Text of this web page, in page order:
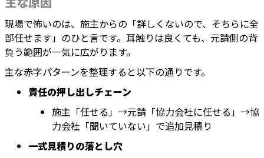
現場で怖いのは、施主からの「詳しくないので、そちらに全
部任せます」のひと言です。耳触りは良くても、元請側の背
負う範囲が一気に広がります。
主な赤字パターンを整理すると以下の通りです。
責任の押し出しチェーン
施主「任せる」→元請「協力会社に任せる」→協
力会社「聞いていない」で追加見積り
一式見積りの落とし穴